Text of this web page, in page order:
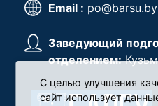
Email : po@barsu.by
Заведующий
отделением:
С целью улучшения
сайт использует